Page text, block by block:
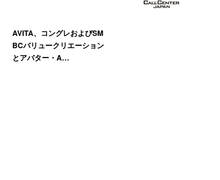
AVITA、コングレおよびSM
BCバリュークリエーション
とアバター・A…